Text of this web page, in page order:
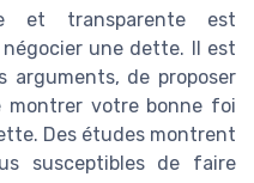
et transparente est
une dette. Il est
arguments, de proposer
montrer votre bonne foi
Des études montrent
susceptibles de faire